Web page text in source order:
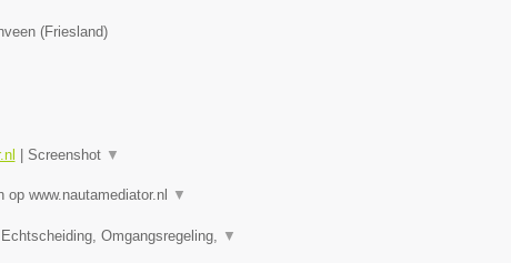
(Friesland)
Screenshot ▼
www.nautamediator.nl ▼
Omgangsregeling, ▼